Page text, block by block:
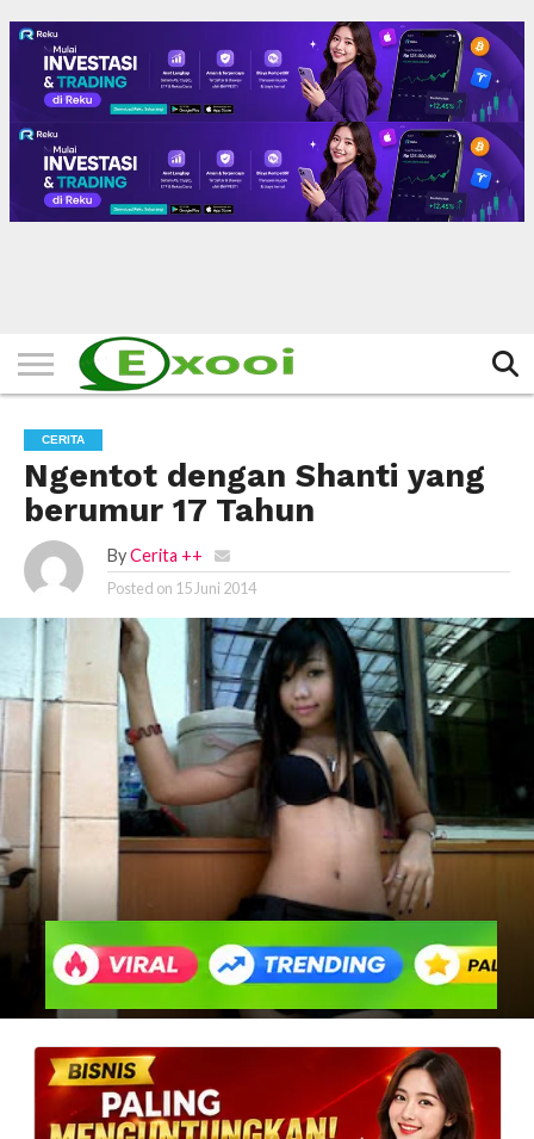
HOME
FILTER
BERITA
BIODATA
CERITA
CERPEN
EKSKLUSIF
FOTO
VIDEO
TIPS
MORE
CERITA
Ngentot dengan Shanti yang
berumur 17 Tahun
By Cerita ++
Posted on 15 Juni 2014